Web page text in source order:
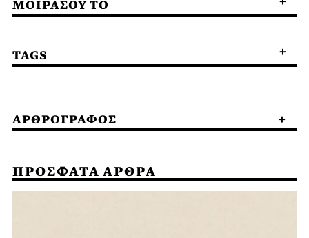
ΜΟΙΡΑΣΟΥ ΤΟ
TAGS
ΑΡΘΡΟΓΡΑΦΟΣ
ΠΡΟΣΦΑΤΑ ΑΡΘΡΑ